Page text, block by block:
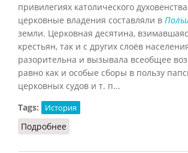
привилегиях католического
церковные владения составляли в
земли. Церковная десятина,
крестьян, так и с других слоёв
разорительна и вызывала всеобщее
равно как и особые сборы в пользу
церковных судов и т. п...
Tags:
История
Подробнее